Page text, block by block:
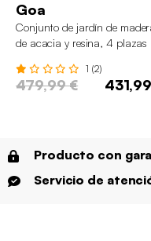
Goa
Conjunto de jardín de
de acacia y resina, 4 plazas
1 (2)
479,99 €
Producto con
Servicio de